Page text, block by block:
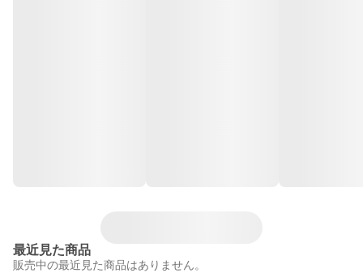
最近見た商品
販売中の最近見た商品はありません。